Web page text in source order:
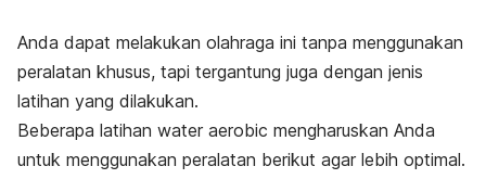
Anda dapat melakukan olahraga ini tanpa menggunakan
peralatan khusus, tapi tergantung juga dengan jenis
latihan yang dilakukan.
Beberapa latihan water aerobic mengharuskan Anda
untuk menggunakan peralatan berikut agar lebih optimal.